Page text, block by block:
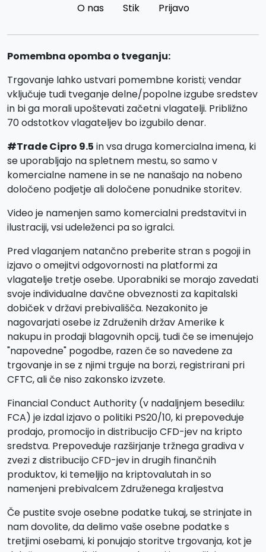
O nas Stik Prijavo
Pomembna opomba o tveganju:
Trgovanje lahko ustvari pomembne koristi; vendar
vključuje tudi tveganje delne/popolne izgube sredstev
in bi ga morali upoštevati začetni vlagatelji. Približno
70 odstotkov vlagateljev bo izgubilo denar.
#Trade Cipro 9.5 in vsa druga komercialna imena, ki
se uporabljajo na spletnem mestu, so samo v
komercialne namene in se ne nanašajo na nobeno
določeno podjetje ali določene ponudnike storitev.
Video je namenjen samo komercialni predstavitvi in
ilustraciji, vsi udeleženci pa so igralci.
Pred vlaganjem natančno preberite stran s pogoji in
izjavo o omejitvi odgovornosti na platformi za
vlagatelje tretje osebe. Uporabniki se morajo zavedati
svoje individualne davčne obveznosti za kapitalski
dobiček v državi prebivališča. Nezakonito je
nagovarjati osebe iz Združenih držav Amerike k
nakupu in prodaji blagovnih opcij, tudi če se imenujejo
"napovedne" pogodbe, razen če so navedene za
trgovanje in se z njimi trguje na borzi, registrirani pri
CFTC, ali če niso zakonsko izvzete.
Financial Conduct Authority (v nadaljnjem besedilu:
FCA) je izdal izjavo o politiki PS20/10, ki prepoveduje
prodajo, promocijo in distribucijo CFD-jev na kripto
sredstva. Prepoveduje razširjanje tržnega gradiva v
zvezi z distribucijo CFD-jev in drugih finančnih
produktov, ki temeljijo na kriptovalutah in so
namenjeni prebivalcem Združenega kraljestva
Če pustite svoje osebne podatke tukaj, se strinjate in
nam dovolite, da delimo vaše osebne podatke s
tretjimi osebami, ki ponujajo storitve trgovanja, kot je